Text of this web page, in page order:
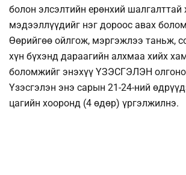
болон элсэлтийн ерөнхий шалгалттай
мэдээллүүдийг нэг дороос авах
Өөрийгөө ойлгож, мэргэжлээ таньж,
хүн бүхэнд дараагийн алхмаа хийх
боломжийг энэхүү ҮЗЭСГЭЛЭН
Үзэсгэлэн энэ сарын 21-24-ний
цагийн хооронд (4 өдөр) үргэлжилнэ.